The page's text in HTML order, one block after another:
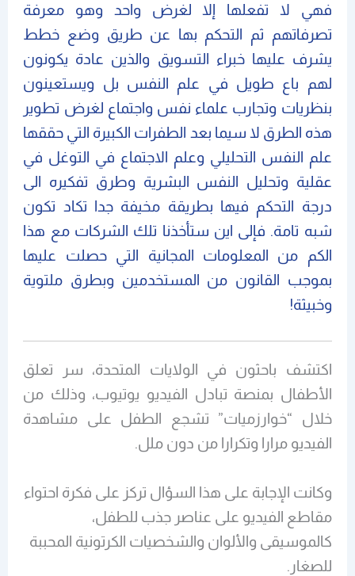
فهي لا تفعلها إلا لغرض واحد وهو معرفة
تصرفاتهم ثم التحكم بها عن طريق وضع خطط
يشرف عليها خبراء التسويق والذين عادة يكونون
لهم باع طويل في علم النفس بل ويستعينون
بنظريات وتجارب علماء نفس واجتماع لغرض تطوير
هذه الطرق لا سيما بعد الطفرات الكبيرة التي حققها
علم النفس التحليلي وعلم الاجتماع في التوغل في
عقلية وتحليل النفس البشرية وطرق تفكيره الى
درجة التحكم فيها بطريقة مخيفة جدا تكاد تكون
شبه تامة. فإلى اين ستأخذنا تلك الشركات مع هذا
الكم من المعلومات المجانية التي حصلت عليها
بموجب القانون من المستخدمين وبطرق ملتوية
وخبيثة!
اكتشف باحثون في الولايات المتحدة، سر تعلق
الأطفال بمنصة تبادل الفيديو يوتيوب، وذلك من
خلال “خوارزميات” تشجع الطفل على مشاهدة
الفيديو مرارا وتكرارا من دون ملل.
وكانت الإجابة على هذا السؤال تركز على فكرة احتواء
مقاطع الفيديو على عناصر جذب للطفل،
كالموسيقى والألوان والشخصيات الكرتونية المحببة
للصغار.